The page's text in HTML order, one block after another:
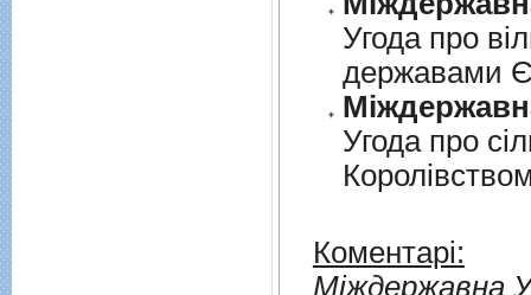
Угода про
державами
Угода про
Коментарі:
Мiждержавна